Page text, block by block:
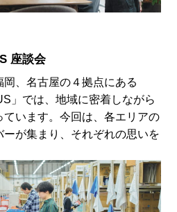
座談会
、名古屋の４拠点にある
」では、地域に密着しながら
います。今回は、各エリアの
が集まり、それぞれの思いを